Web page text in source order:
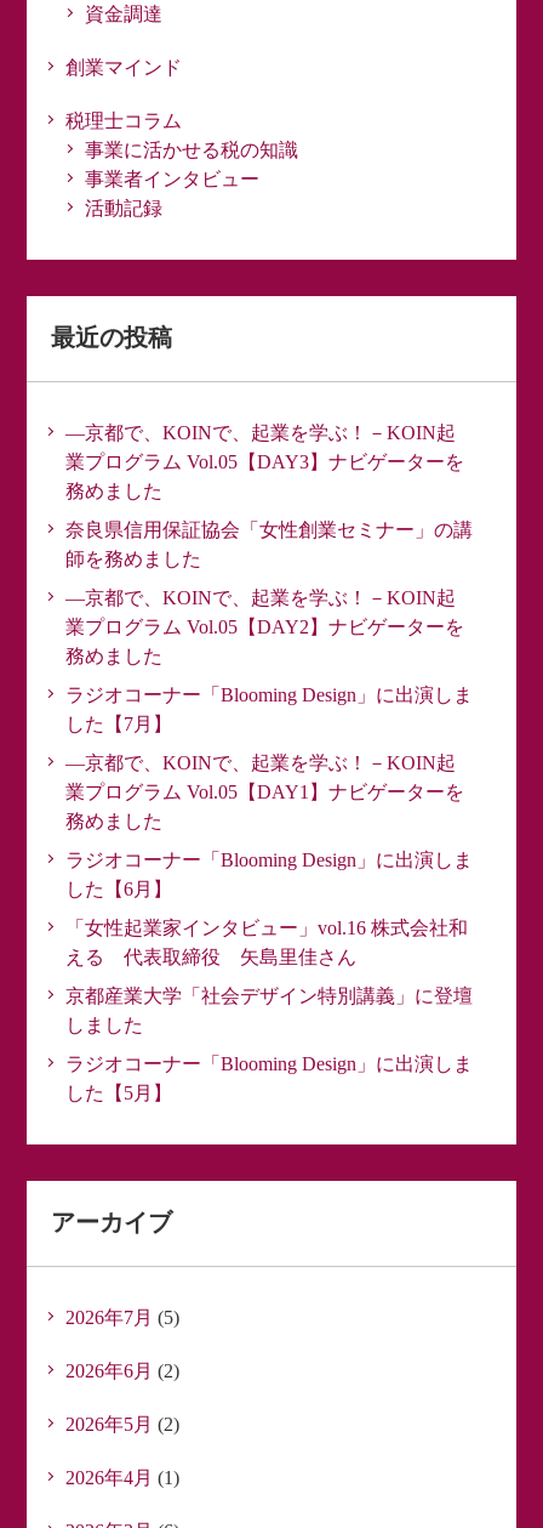
資金調達
創業マインド
税理士コラム
事業に活かせる税の知識
事業者インタビュー
活動記録
最近の投稿
―京都で、KOINで、起業を学ぶ！－KOIN起
業プログラム Vol.05【DAY3】ナビゲーターを
務めました
奈良県信用保証協会「女性創業セミナー」の講
師を務めました
―京都で、KOINで、起業を学ぶ！－KOIN起
業プログラム Vol.05【DAY2】ナビゲーターを
務めました
ラジオコーナー「Blooming Design」に出演しま
した【7月】
―京都で、KOINで、起業を学ぶ！－KOIN起
業プログラム Vol.05【DAY1】ナビゲーターを
務めました
ラジオコーナー「Blooming Design」に出演しま
した【6月】
「女性起業家インタビュー」vol.16 株式会社和
える 代表取締役 矢島里佳さん
京都産業大学「社会デザイン特別講義」に登壇
しました
ラジオコーナー「Blooming Design」に出演しま
した【5月】
アーカイブ
2026年7月 (5)
2026年6月 (2)
2026年5月 (2)
2026年4月 (1)